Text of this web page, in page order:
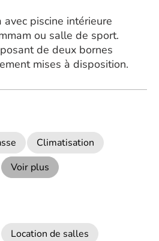
piscine intérieure
ou salle de sport.
de deux bornes
mises à disposition.
Climatisation
Voir plus
Location de salles